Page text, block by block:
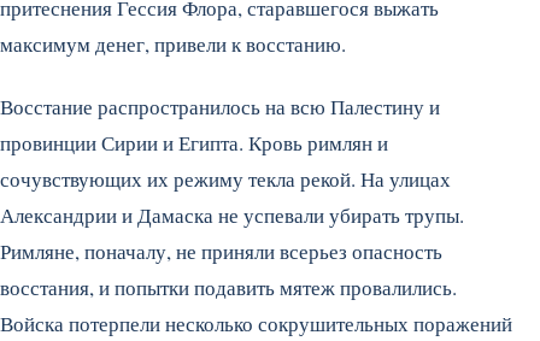
притеснения Гессия Флора, старавшегося выжать
максимум денег, привели к восстанию.
Восстание распространилось на всю Палестину и
провинции Сирии и Египта. Кровь римлян и
сочувствующих их режиму текла рекой. На улицах
Александрии и Дамаска не успевали убирать трупы.
Римляне, поначалу, не приняли всерьез опасность
восстания, и попытки подавить мятеж провалились.
Войска потерпели несколько сокрушительных поражений